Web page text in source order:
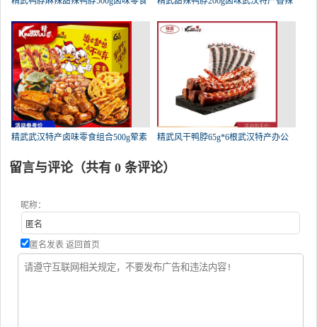
精武武汉特产卤味零食组合500g荤素 精武风干鸭脖65g*6根武汉特产办公
留言与评论（共有 0 条评论）
昵称：
匿名发表 返回首页